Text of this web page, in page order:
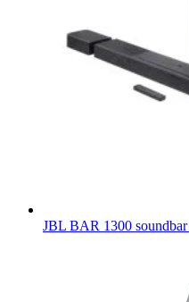
JBL BAR 1300 soundbar